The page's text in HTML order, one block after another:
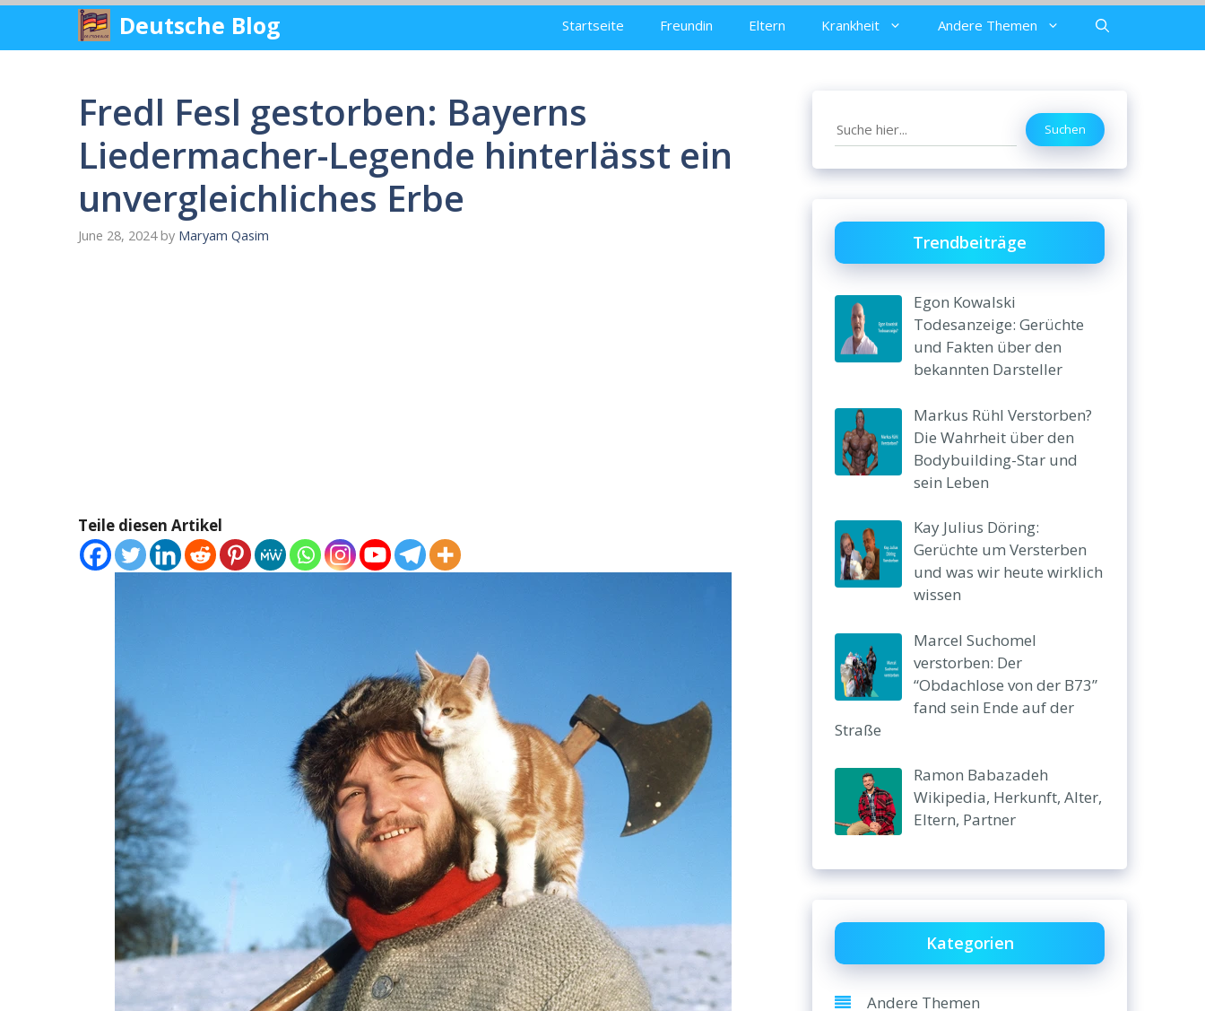
Skip
content
Deutsche Blog Startseite Freundin Eltern Krankheit Andere Themen
Fredl Fesl gestorben: Bayerns
Liedermacher-Legende hinterlässt ein
unvergleichliches Erbe
June 28, 2024 by Maryam Qasim
Teile diesen Artikel
Search Suchen
Trendbeiträge
Egon Kowalski
Todesanzeige: Gerüchte
und Fakten über den
bekannten Darsteller
Markus Rühl Verstorben?
Die Wahrheit über den
Bodybuilding-Star und
sein Leben
Kay Julius Döring:
Gerüchte um Versterben
und was wir heute wirklich
wissen
Marcel Suchomel
verstorben: Der
“Obdachlose von der B73”
fand sein Ende auf der
Straße
Ramon Babazadeh
Wikipedia, Herkunft, Alter,
Eltern, Partner
Kategorien
Andere Themen